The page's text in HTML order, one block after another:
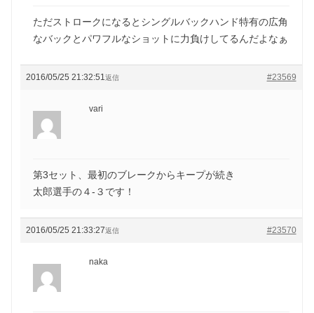
ただストロークになるとシングルバックハンド特有の広角
なバックとパワフルなショットに力負けしてるんだよなぁ
2016/05/25 21:32:51 #23569
返信
vari
第3セット、最初のブレークからキープが続き
太郎選手の４-３です！
2016/05/25 21:33:27 #23570
返信
naka